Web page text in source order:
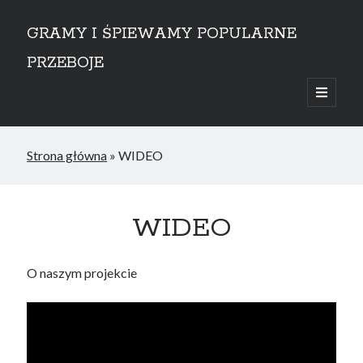
GRAMY I ŚPIEWAMY POPULARNE
PRZEBOJE
open
primary
Sidebar
Strona główna »WIDEO
WIDEO
O naszym projekcie